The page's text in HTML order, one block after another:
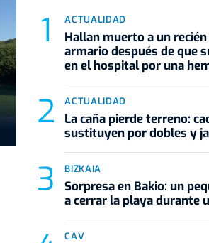
ACTUALIDAD
Hallan muerto a un
armario después de que
en el hospital por una
ACTUALIDAD
La caña pierde terreno:
sustituyen por dobles y
BIZKAIA
Sorpresa en Bakio: un
a cerrar la playa durante
CAV